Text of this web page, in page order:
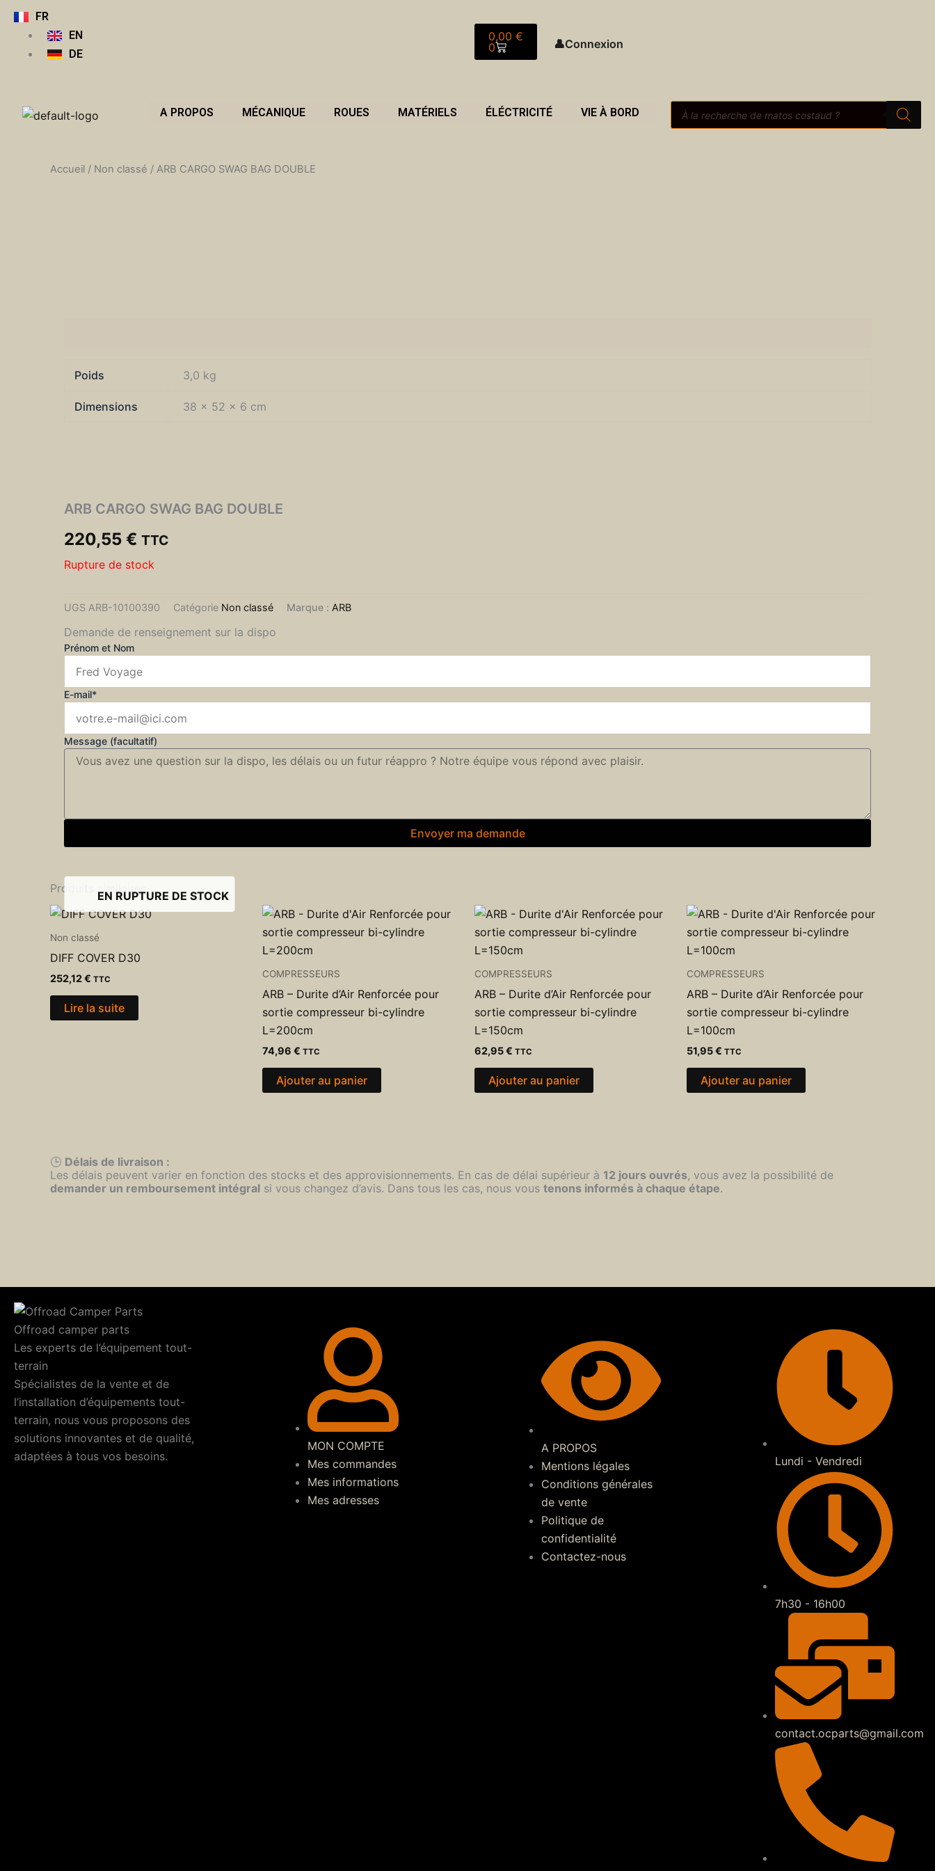
Aller
FR
EN
DE
0,00 €
0
Panier
👤Connexion
A PROPOS MÉCANIQUE ROUES MATÉRIELS ÉLÉCTRICITÉ VIE À BORD
Recherche
de
Accueil / Non classé / ARB CARGO SWAG BAG DOUBLE
Poids 3,0 kg
Dimensions 38 × 52 × 6 cm
ARB CARGO SWAG BAG DOUBLE
220,55 € TTC
Rupture de stock
UGS ARB-10100390 Catégorie Non classé Marque : ARB
Demande de renseignement sur la dispo
Prénom et Nom
E-mail*
Message (facultatif)
Envoyer ma demande
Produits similaires
EN RUPTURE DE STOCK
Non classé
DIFF COVER D30
252,12€ TTC
Lire la suite
COMPRESSEURS
ARB – Durite d’Air Renforcée pour
sortie compresseur bi-cylindre
L=200cm
74,96 € TTC
Ajouter au panier
COMPRESSEURS
ARB – Durite d’Air Renforcée pour
sortie compresseur bi-cylindre
L=150cm
62,95€ TTC
Ajouter au panier
COMPRESSEURS
ARB – Durite d’Air Renforcée pour
sortie compresseur bi-cylindre
L=100cm
51,95€ TTC
Ajouter au panier
🕒 Délais de livraison :
Les délais peuvent varier en fonction des stocks et des approvisionnements. En cas de délai supérieur à 12 jours ouvrés, vous avez la possibilité de
demander un remboursement intégral si vous changez d’avis. Dans tous les cas, nous vous tenons informés à chaque étape.
Offroad camper parts
Les experts de l’équipement tout-
terrain
Spécialistes de la vente et de
l’installation d’équipements tout-
terrain, nous vous proposons des
solutions innovantes et de qualité,
adaptées à tous vos besoins.
MON COMPTE
Mes commandes
Mes informations
Mes adresses
A PROPOS
Mentions légales
Conditions générales
de vente
Politique de
confidentialité
Contactez-nous
Lundi - Vendredi
7h30 - 16h00
contact.ocparts@gmail.com